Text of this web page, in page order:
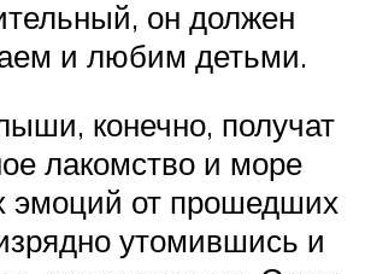
он должен
и любим детьми.
конечно, получат
лакомство и море
эмоций от прошедших
утомившись и